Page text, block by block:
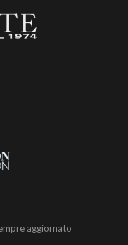
aggiornato